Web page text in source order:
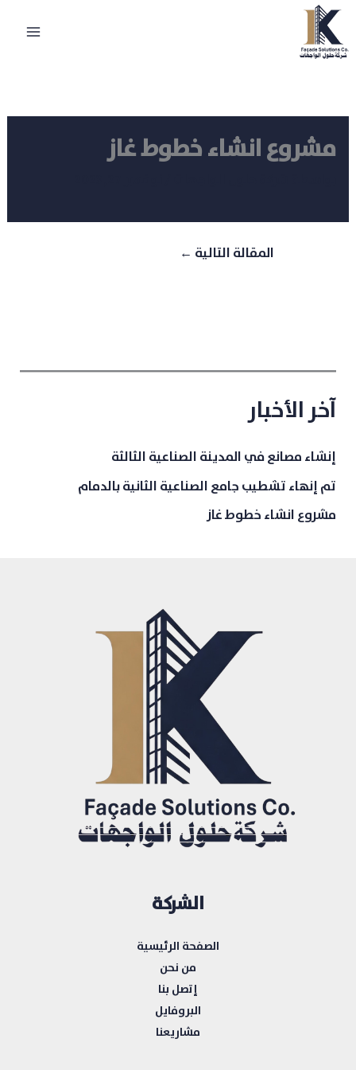
تخطي
إلى
المحتوى
مشروع انشاء خطوط غاز
المقالة التالية ←
آخر الأخبار
إنشاء مصانع في المدينة الصناعية الثالثة
تم إنهاء تشطيب جامع الصناعية الثانية بالدمام
مشروع انشاء خطوط غاز
الشركة
الصفحة الرئيسية
من نحن
إتصل بنا
البروفايل
مشاريعنا